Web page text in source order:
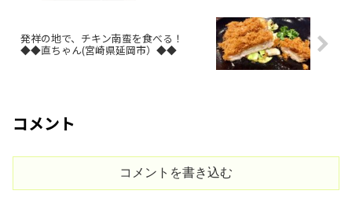
発祥の地で、チキン南蛮を食べる！
◆◆直ちゃん(宮崎県延岡市）◆◆
コメント
コメントを書き込む